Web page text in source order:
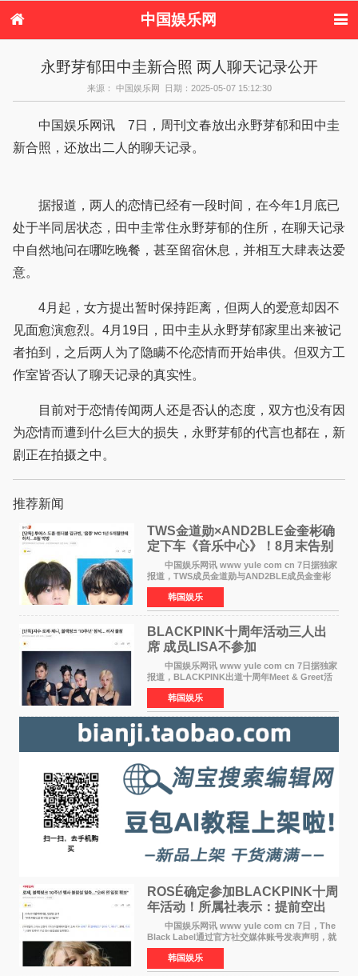
中国娱乐网
港台娱乐
日本娱乐 韩国娱乐
欧美娱乐
音乐新闻 影视新闻
内地明星八卦
港台明星八卦
八卦
欧美明星八卦 娱乐评论
永野芽郁田中圭新合照 两人聊天记录公开
来源： 中国娱乐网 日期：2025-05-07 15:12:30
中国娱乐网讯 7日，周刊文春放出永野芽郁和田中圭
新合照，还放出二人的聊天记录。
据报道，两人的恋情已经有一段时间，在今年1月底已
处于半同居状态，田中圭常住永野芽郁的住所，在聊天记录
中自然地问在哪吃晚餐，甚至留宿休息，并相互大肆表达爱
意。
4月起，女方提出暂时保持距离，但两人的爱意却因不
见面愈演愈烈。4月19日，田中圭从永野芽郁家里出来被记
者拍到，之后两人为了隐瞒不伦恋情而开始串供。但双方工
作室皆否认了聊天记录的真实性。
目前对于恋情传闻两人还是否认的态度，双方也没有因
为恋情而遭到什么巨大的损失，永野芽郁的代言也都在，新
剧正在拍摄之中。
推荐新闻
TWS金道勋×AND2BLE金奎彬确
定下车《音乐中心》！8月末告别
MC席位
中国娱乐网讯 www yule com cn 7日据独家
报道，TWS成员金道勋与AND2BLE成员金奎彬
将于8月离开《音乐中心》MC的位置。 金道
勋与金奎彬于去年3月与H2H A-NA一起被选为
《音乐中心》MC，约1
韩国娱乐
BLACKPINK十周年活动三人出
席 成员LISA不参加
中国娱乐网讯 www yule com cn 7日据独家
报道，BLACKPINK出道十周年Meet & Greet活
动将由智秀、ROS&Eacute;、JENNIE出席，
LISA将缺席。 此前BLACKPINK所属社YG并
未为组合出道十周年做
韩国娱乐
ROSÉ确定参加BLACKPINK十周
年活动！所属社表示：提前空出
了时间
中国娱乐网讯 www yule com cn 7日，The
Black Label通过官方社交媒体账号发表声明，就
近期网络上关于ROS&Eacute;个人行程及是否参
加BLACKPINK出道纪念活动的种种猜测作出正
式回应。 Th
韩国娱乐